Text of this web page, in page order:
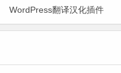
WordPress翻译汉化插件